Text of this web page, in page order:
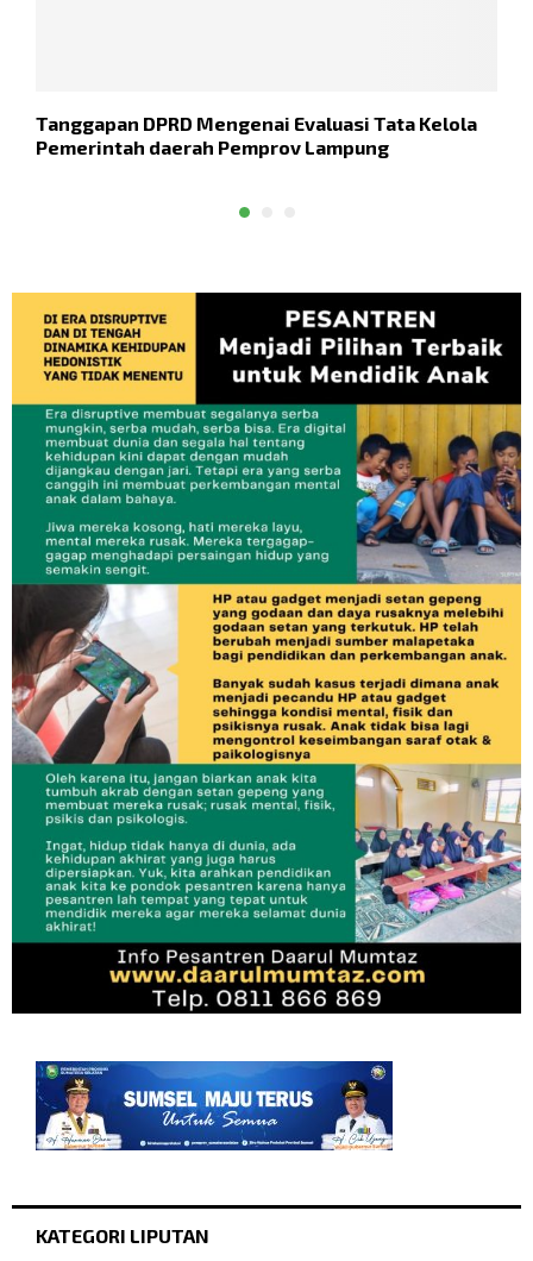
Tanggapan DPRD Mengenai Evaluasi Tata Kelola
Pemerintah daerah Pemprov Lampung
KATEGORI LIPUTAN